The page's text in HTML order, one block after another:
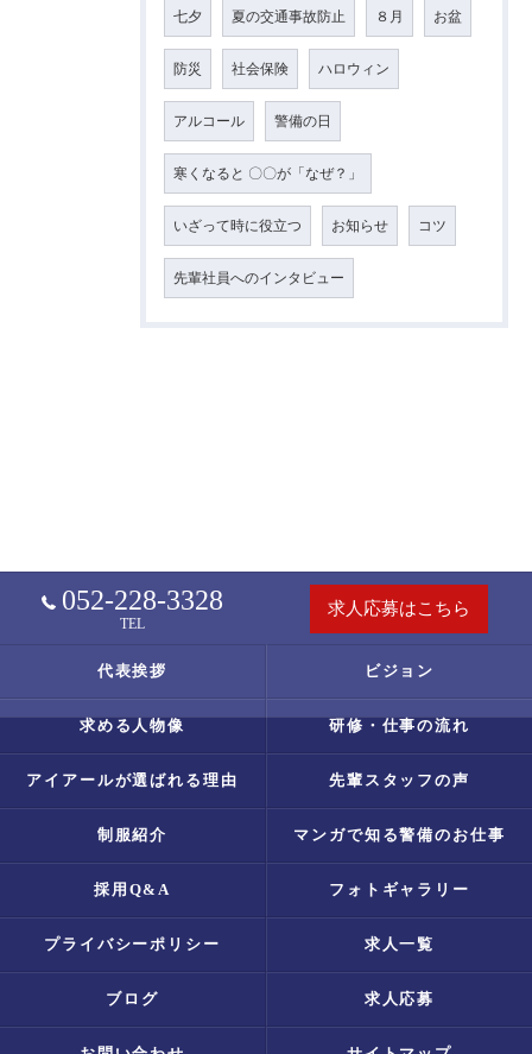
七夕 夏の交通事故防止 ８月 お盆
防災 社会保険 ハロウィン
アルコール 警備の日
寒くなると 〇〇が「なぜ？」
いざって時に役立つ お知らせ コツ
先輩社員へのインタビュー
052-228-3328
TEL
求人応募はこちら
代表挨拶 ビジョン
求める人物像 研修・仕事の流れ
アイアールが選ばれる理由 先輩スタッフの声
制服紹介 マンガで知る警備のお仕事
採用Q&A フォトギャラリー
プライバシーポリシー 求人一覧
ブログ 求人応募